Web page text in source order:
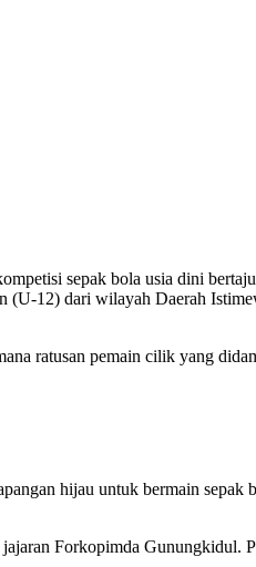
sepak bola usia dini
(U-12) dari wilayah Daerah
ratusan pemain cilik yang
hijau untuk bermain sepak
Forkopimda Gunungkidul.